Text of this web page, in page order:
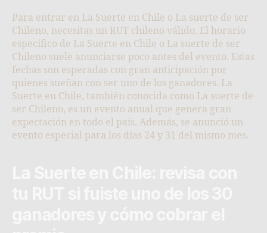
Para entrar en La Suerte en Chile o La suerte de ser
Chileno, necesitas un RUT chileno válido. El horario
específico de La Suerte en Chile o La suerte de ser
Chileno suele anunciarse poco antes del evento. Estas
fechas son esperadas con gran anticipación por
quienes sueñan con ser uno de los ganadores. La
Suerte en Chile, también conocida como La suerte de
ser Chileno, es un evento anual que genera gran
expectación en todo el país. Además, se anunció un
evento especial para los días 24 y 31 del mismo mes.